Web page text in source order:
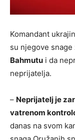
Komandant
su njegove snage
Bahmutu i da
neprijatelja.
– Neprijatelj je
vatrenom
danas na svom